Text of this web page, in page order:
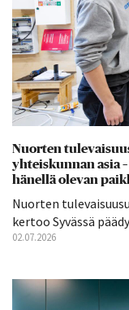
Nuorten
yhteiskunnan asia
hänellä olevan
Nuorten
kertoo Syvässä
02.07.2026